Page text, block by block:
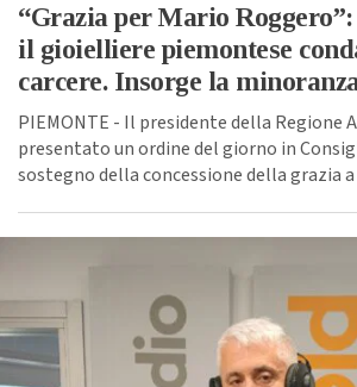
“Grazia per Mario
il gioielliere piemontese
carcere. Insorge la
PIEMONTE - Il presidente della Regione
presentato un ordine del giorno in
sostegno della concessione della grazia